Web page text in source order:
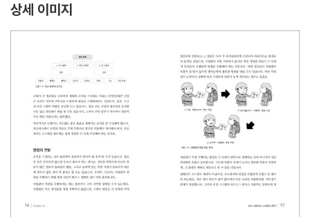
상세 이미지